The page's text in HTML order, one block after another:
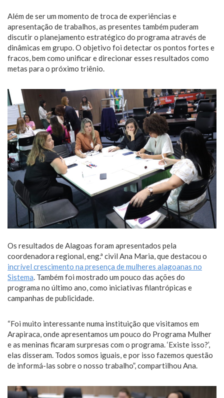
Além de ser um momento de troca de experiências e
apresentação de trabalhos, as presentes também puderam
discutir o planejamento estratégico do programa através de
dinâmicas em grupo. O objetivo foi detectar os pontos fortes e
fracos, bem como unificar e direcionar esses resultados como
metas para o próximo triênio.
Os resultados de Alagoas foram apresentados pela
coordenadora regional, eng.ª civil Ana Maria, que destacou o
incrível crescimento na presença de mulheres alagoanas no
Sistema. Também foi mostrado um pouco das ações do
programa no último ano, como iniciativas filantrópicas e
campanhas de publicidade.
“Foi muito interessante numa instituição que visitamos em
Arapiraca, onde apresentamos um pouco do Programa Mulher
e as meninas ficaram surpresas com o programa. ‘Existe isso?’,
elas disseram. Todos somos iguais, e por isso fazemos questão
de informá-las sobre o nosso trabalho”, compartilhou Ana.